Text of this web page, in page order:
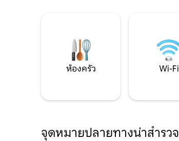
ห้องครัว Wi-Fi
จุดหมายปลายทางน่าสำรวจ